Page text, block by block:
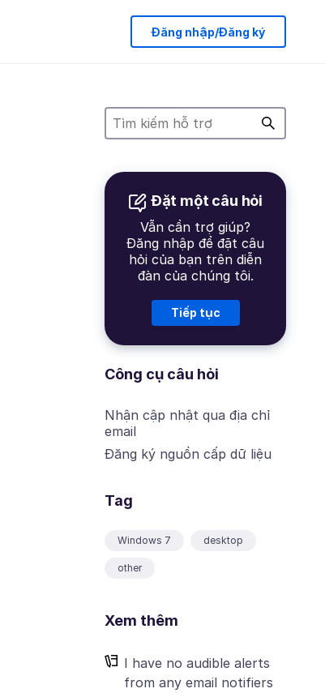
Đăng nhập/Đăng ký
Đặt một câu hỏi
Vẫn cần trợ giúp?
Đăng nhập để đặt câu
hỏi của bạn trên diễn
đàn của chúng tôi.
Tiếp tục
Công cụ câu hỏi
Nhận cập nhật qua địa chỉ
email
Đăng ký nguồn cấp dữ liệu
Tag
Windows 7 desktop
other
Xem thêm
I have no audible alerts
from any email notifiers